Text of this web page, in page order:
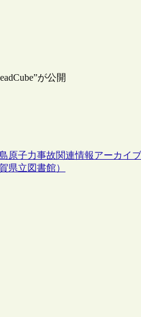
が公開
原子力事故関連情報アーカイ
県立図書館）